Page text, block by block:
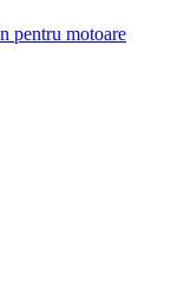
pentru motoare